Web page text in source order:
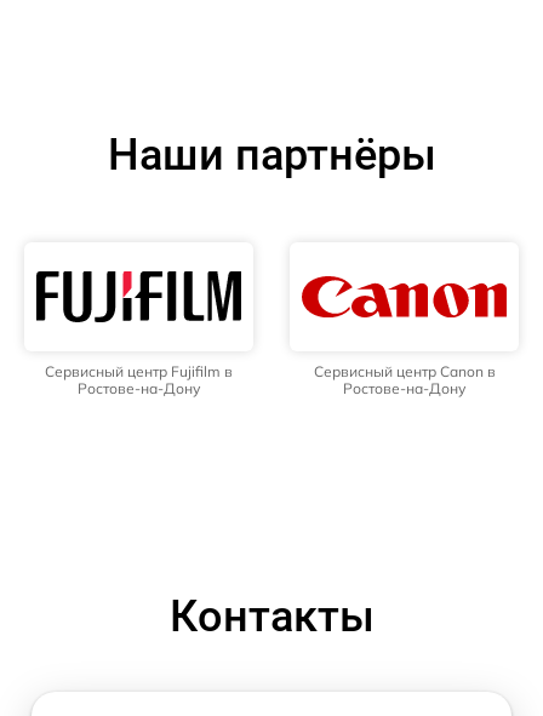
Наши партнёры
Сервисный центр Fujifilm в
Ростове-на-Дону
Сервисный центр Canon в
Ростове-на-Дону
Контакты